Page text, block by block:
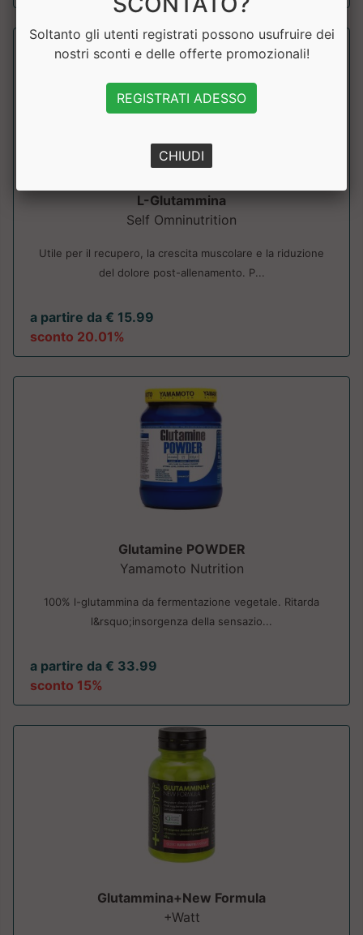
L-Glutammina
Self Omninutrition
Utile per il recupero, la crescita muscolare e la riduzione
del dolore post-allenamento. P...
a partire da € 15.99
sconto 20.01%
Glutamine POWDER
Yamamoto Nutrition
100% l-glutammina da fermentazione vegetale. Ritarda
l&rsquo;insorgenza della sensazio...
a partire da € 33.99
sconto 15%
Glutammina+New Formula
+Watt
Soltanto gli utenti registrati possono usufruire dei
nostri sconti e delle offerte promozionali!
REGISTRATI ADESSO
CHIUDI